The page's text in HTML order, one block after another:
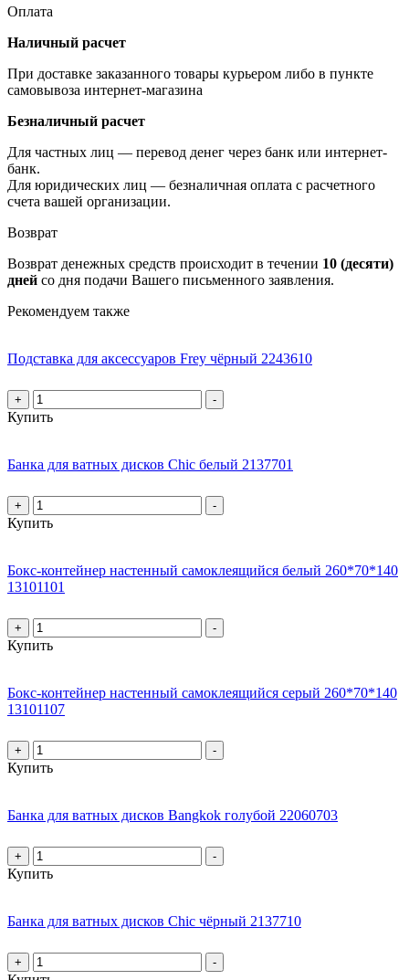
Оплата
Наличный расчет
При доставке заказанного товары курьером либо в пункте
самовывоза интернет-магазина
Безналичный расчет
Для частных лиц — перевод денег через банк или интернет-
банк.
Для юридических лиц — безналичная оплата с расчетного
счета вашей организации.
Возврат
Возврат денежных средств происходит в течении 10 (десяти)
дней со дня подачи Вашего письменного заявления.
Рекомендуем также
Подставка для аксессуаров Frey чёрный 2243610
+ -
Купить
Банка для ватных дисков Chic белый 2137701
+ -
Купить
Бокс-контейнер настенный самоклеящийся белый 260*70*140
13101101
+ -
Купить
Бокс-контейнер настенный самоклеящийся серый 260*70*140
13101107
+ -
Купить
Банка для ватных дисков Bangkok голубой 22060703
+ -
Купить
Банка для ватных дисков Chic чёрный 2137710
+ -